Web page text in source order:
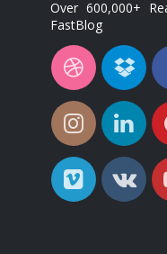
Over 600,000+
FastBlog